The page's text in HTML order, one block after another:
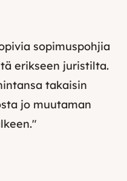
sopimuspohjia
erikseen juristilta.
takaisin
jo muutaman